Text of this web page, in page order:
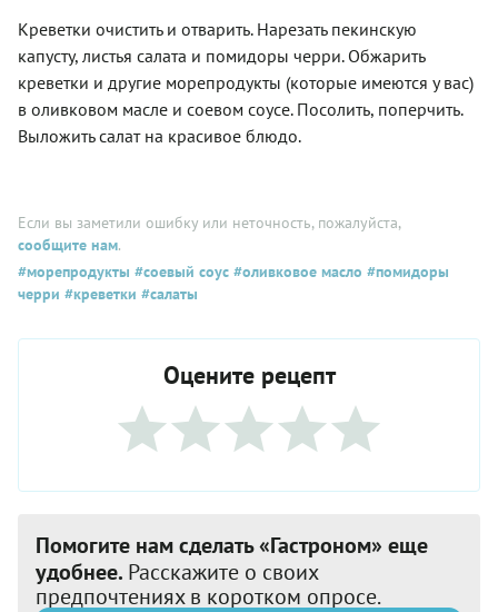
Креветки очистить и отварить. Нарезать пекинскую
капусту, листья салата и помидоры черри. Обжарить
креветки и другие морепродукты (которые имеются у вас)
в оливковом масле и соевом соусе. Посолить, поперчить.
Выложить салат на красивое блюдо.
Если вы заметили ошибку или неточность, пожалуйста,
сообщите нам.
#морепродукты #соевый соус #оливковое масло #помидоры
черри #креветки #салаты
Оцените рецепт
Помогите нам сделать «Гастроном» еще
удобнее. Расскажите о своих
предпочтениях в коротком опросе.